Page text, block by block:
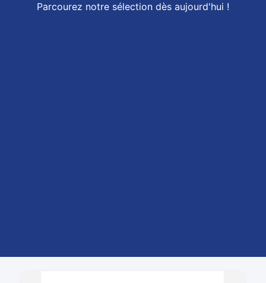
Parcourez notre sélection dès aujourd'hui !